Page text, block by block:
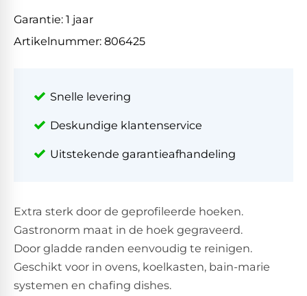
Garantie: 1 jaar
Artikelnummer: 806425
Snelle levering
Deskundige klantenservice
Uitstekende garantieafhandeling
Extra sterk door de geprofileerde hoeken.
Gastronorm maat in de hoek gegraveerd.
Door gladde randen eenvoudig te reinigen.
Geschikt voor in ovens, koelkasten, bain-marie
systemen en chafing dishes.